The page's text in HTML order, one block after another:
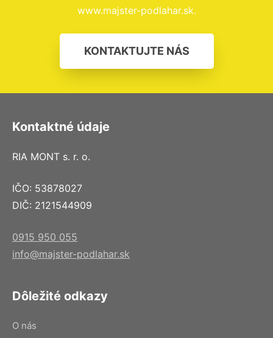
www.majster-podlahar.sk.
KONTAKTUJTE NÁS
Kontaktné údaje
RIA MONT s. r. o.
IČO: 53878027
DIČ: 2121544909
0915 950 055
info@majster-podlahar.sk
Dôležité odkazy
O nás